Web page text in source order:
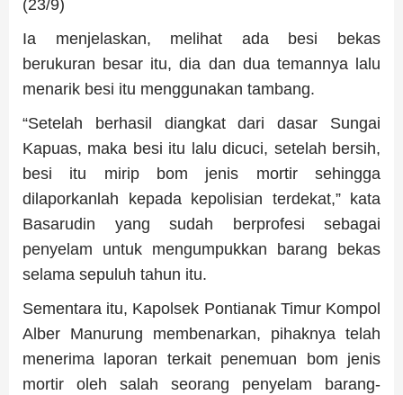
(23/9)
Ia menjelaskan, melihat ada besi bekas
berukuran besar itu, dia dan dua temannya lalu
menarik besi itu menggunakan tambang.
“Setelah berhasil diangkat dari dasar Sungai
Kapuas, maka besi itu lalu dicuci, setelah bersih,
besi itu mirip bom jenis mortir sehingga
dilaporkanlah kepada kepolisian terdekat,” kata
Basarudin yang sudah berprofesi sebagai
penyelam untuk mengumpukkan barang bekas
selama sepuluh tahun itu.
Sementara itu, Kapolsek Pontianak Timur Kompol
Alber Manurung membenarkan, pihaknya telah
menerima laporan terkait penemuan bom jenis
mortir oleh salah seorang penyelam barang-